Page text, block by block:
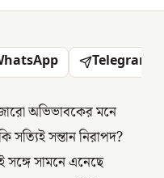
Telegram
অভিভাবকের মনে
সত্যিই সন্তান নিরাপদ?
সামনে এনেছে